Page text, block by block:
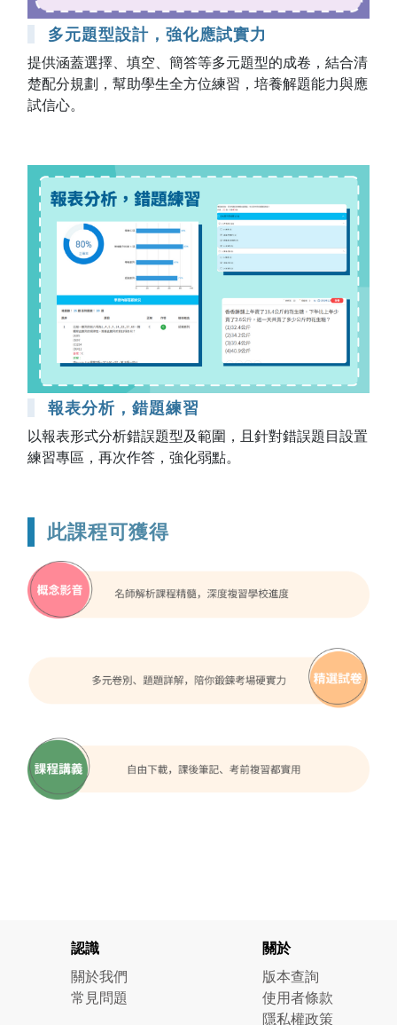
多元題型設計，強化應試實力
提供涵蓋選擇、填空、簡答等多元題型的成卷，結合清
楚配分規劃，幫助學生全方位練習，培養解題能力與應
試信心。
報表分析，錯題練習
以報表形式分析錯誤題型及範圍，且針對錯誤題目設置
練習專區，再次作答，強化弱點。
此課程可獲得
認識
關於我們
常見問題
關於
版本查詢
使用者條款
隱私權政策